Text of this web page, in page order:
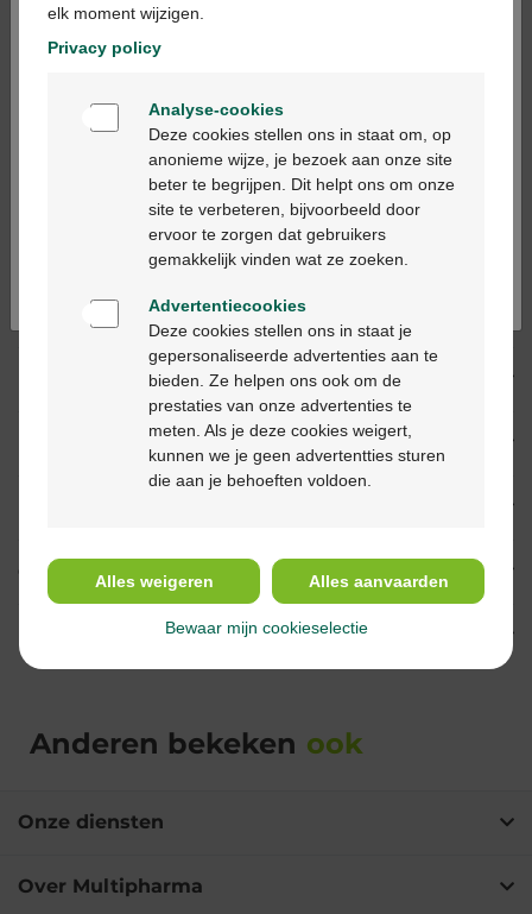
Gratis
levering in je Multipharma apotheek
levering thuis vanaf €55
Klantendienstvia chat ofcontactformulier
Productbeschrijving
De kleur en de tekening zijn willekeurig en worden enkel
Eigenschappen
Gebruik
Anderen bekeken ook
Onze diensten
Over Multipharma
Bienvenue
Ga verder in het nederlands
Continuez en français
elk moment wijzigen.
Privacy policy
Analyse-cookies
Deze cookies stellen ons in staat om, op
anonieme wijze, je bezoek aan onze site
beter te begrijpen. Dit helpt ons om onze
site te verbeteren, bijvoorbeeld door
ervoor te zorgen dat gebruikers
gemakkelijk vinden wat ze zoeken.
Advertentiecookies
Deze cookies stellen ons in staat je
gepersonaliseerde advertenties aan te
bieden. Ze helpen ons ook om de
prestaties van onze advertenties te
meten. Als je deze cookies weigert,
kunnen we je geen advertentties sturen
die aan je behoeften voldoen.
Alles weigeren Alles aanvaarden
Bewaar mijn cookieselectie